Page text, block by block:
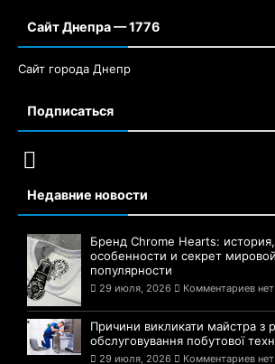
Сайт Днепра — 1776
Сайт города Днепр
Подписаться
Недавние новости
Бренд Chrome Hearts: история,
29 июля, 2026 Комментариев нет